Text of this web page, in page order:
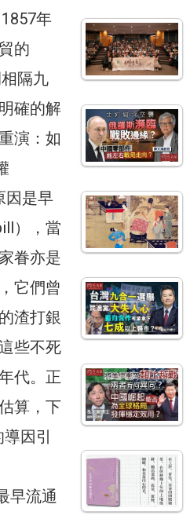
年
的
隔九
確的解
演：如
因是早
），當
眷亦是
它們曾
渣打銀
些不死
代。正
算，下
因引